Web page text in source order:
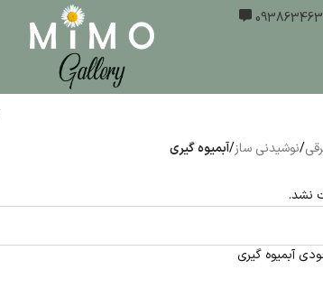
/نوشیدنی ساز/آبمیوه گیری
نشد.
آبمیوه گیری